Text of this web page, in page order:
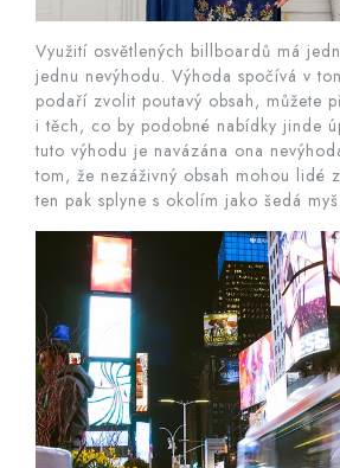
Využití osvětlených billboardů má
jednu nevýhodu. Výhoda spočívá v
podaří zvolit poutavý obsah, můžete
i těch, co by podobné nabídky jinde
tuto výhodu je navázána ona
tom, že nezáživný obsah mohou lidé
ten pak splyne s okolím jako šedá